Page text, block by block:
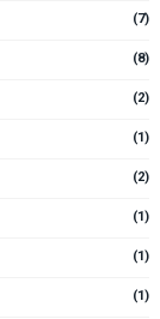
(7)
(8)
(2)
(1)
(2)
(1)
(1)
(1)